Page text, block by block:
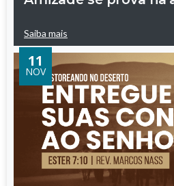
Saiba mais
11
NOV